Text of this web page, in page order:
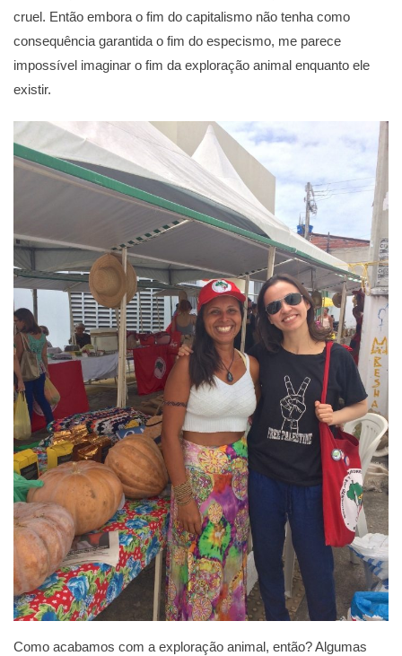
cruel. Então embora o fim do capitalismo não tenha como
consequência garantida o fim do especismo, me parece
impossível imaginar o fim da exploração animal enquanto ele
existir.
Como acabamos com a exploração animal, então? Algumas